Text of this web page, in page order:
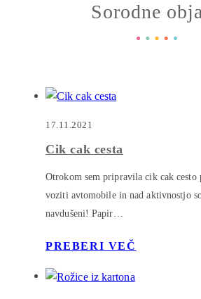
Sorodne
17.11.2021
Cik cak cesta
Otrokom sem pripravila cik cak cesto
voziti avtomobile in nad aktivnostjo
navdušeni! Papir…
PREBERI VEČ